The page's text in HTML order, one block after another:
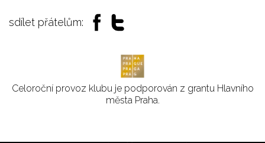
sdílet přátelům:
Celoroční provoz klubu je podporován z grantu Hlavního
města Praha.